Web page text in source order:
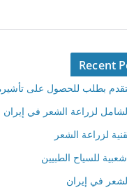
Recent
بطلب للحصول على
لزراعة الشعر في
لزراعة الشعر
للسياح الطبيين
في إيران